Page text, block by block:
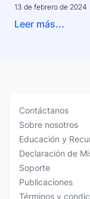
13 de febrero de 2024
Leer más...
Contáctanos
Sobre nosotros
Educación y
Declaración de
Soporte
Publicaciones
Términos y